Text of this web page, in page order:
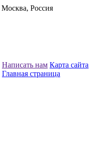
Москва, Россия
Написать нам Карта сайта
Главная страница